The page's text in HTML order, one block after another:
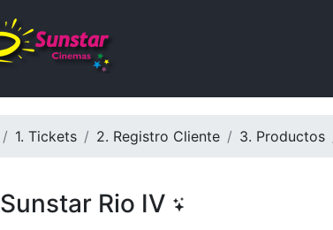
1. Tickets 2. Registro Cliente 3. Productos
Sunstar Rio IV